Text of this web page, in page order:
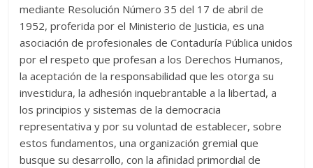
mediante Resolución Número 35 del 17 de abril de
1952, proferida por el Ministerio de Justicia, es una
asociación de profesionales de Contaduría Pública unidos
por el respeto que profesan a los Derechos Humanos,
la aceptación de la responsabilidad que les otorga su
investidura, la adhesión inquebrantable a la libertad, a
los principios y sistemas de la democracia
representativa y por su voluntad de establecer, sobre
estos fundamentos, una organización gremial que
busque su desarrollo, con la afinidad primordial de